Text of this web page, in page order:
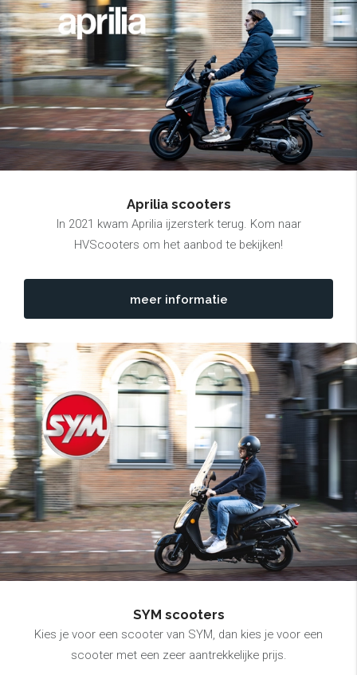
Aprilia scooters
In 2021 kwam Aprilia ijzersterk terug. Kom naar
HVScooters om het aanbod te bekijken!
meer informatie
SYM scooters
Kies je voor een scooter van SYM, dan kies je voor een
scooter met een zeer aantrekkelijke prijs.